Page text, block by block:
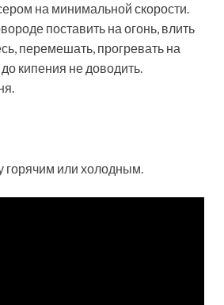
на минимальной скорости.
поставить на огонь, влить
перемешать, прогревать на
кипения не доводить.
горячим или холодным.